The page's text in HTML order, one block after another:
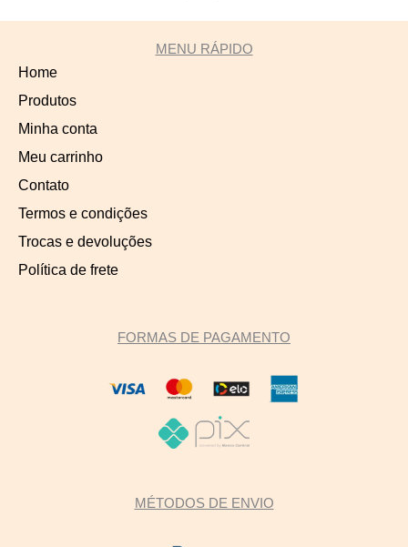
MENU RÁPIDO
Home
Produtos
Minha conta
Meu carrinho
Contato
Termos e condições
Trocas e devoluções
Política de frete
FORMAS DE PAGAMENTO
MÉTODOS DE ENVIO